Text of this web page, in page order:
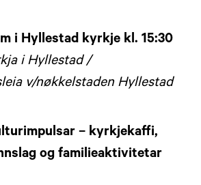
i Hyllestad kyrkje kl. 15:30
i Hyllestad /
v/nøkkelstaden Hyllestad
– kyrkjekaffi,
og familieaktivitetar